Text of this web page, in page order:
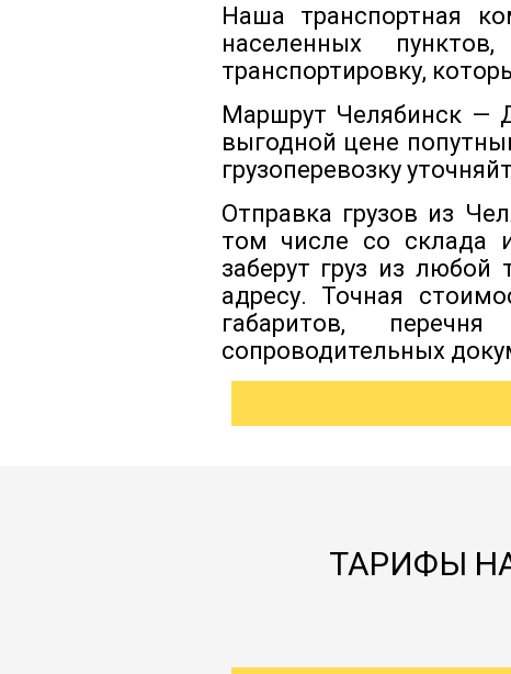
Наша транспортная
населенных
транспортировку,
Маршрут Челябинск —
выгодной цене
грузоперевозку
Отправка грузов из
том числе со склада
заберут груз из
адресу. Точная
габаритов,
сопроводительных
ТАРИФЫ